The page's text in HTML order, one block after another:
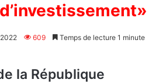
609 Temps de lecture 1 minute
la République